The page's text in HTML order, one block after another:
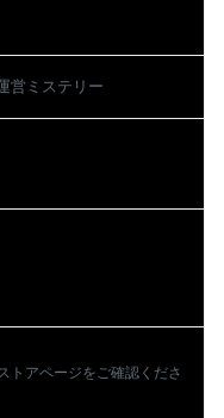
営ミステリー
トアページをご確認くださ